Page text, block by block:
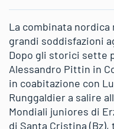
La combinata
grandi soddisfazioni
Dopo gli storici sette
Alessandro Pittin in
in coabitazione con
Runggaldier a salire
Mondiali juniores di
di Santa Cristina